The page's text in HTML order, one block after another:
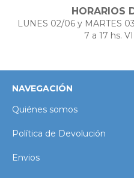
HORARIOS
LUNES 02/06 y MARTES
7 a 17 hs.
NAVEGACIÓN
Quiénes somos
Política de Devolución
Envios